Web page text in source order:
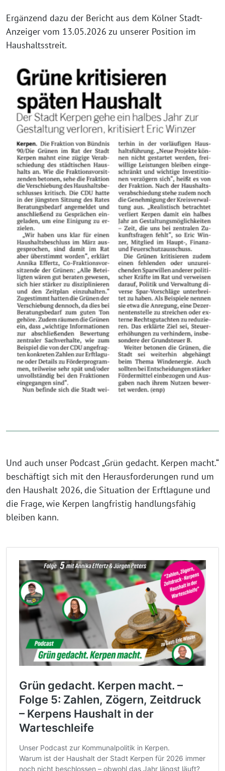
Ergänzend dazu der Bericht aus dem Kölner Stadt-
Anzeiger vom 13.05.2026 zu unserer Position im
Haushaltsstreit.
Und auch unser Podcast „Grün gedacht. Kerpen macht.“
beschäftigt sich mit den Herausforderungen rund um
den Haushalt 2026, die Situation der Erftlagune und
die Frage, wie Kerpen langfristig handlungsfähig
bleiben kann.